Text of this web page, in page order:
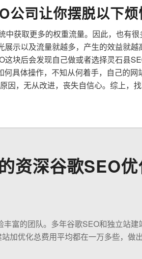
公司让你摆脱以下烦
获取更多的权重流量。因此，也有
示以及流量就越多，产生的效益就
块后会发现自己做或者选择灵石县
具体操作，不知从何着手，自己的
，无从改进，丧失自信心。综上，
资深谷歌SEO
富的团队。多年谷歌SEO和独立站
加优化总费用平均都在一万多些，做